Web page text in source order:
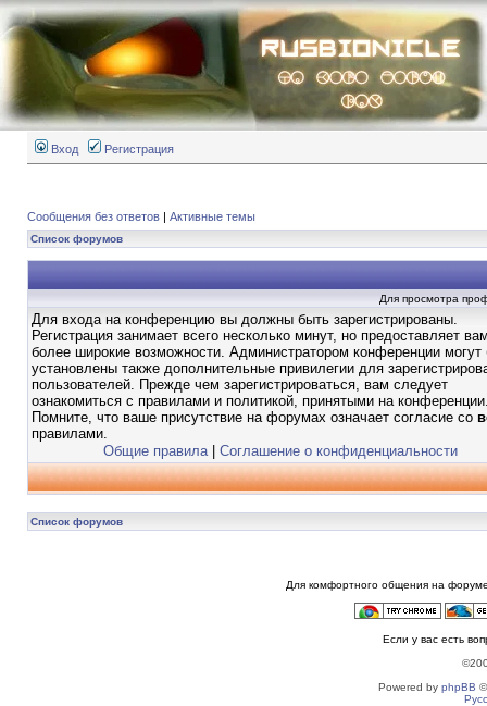
Вход Регистрация
Сообщения без ответов | Активные темы
Список форумов
Для просмотра
Для входа на конференцию вы должны быть зарегистрированы.
Регистрация занимает всего несколько минут, но предоставляет
более широкие возможности. Администратором конференции могут
установлены также дополнительные привилегии для
пользователей. Прежде чем зарегистрироваться, вам следует
ознакомиться с правилами и политикой, принятыми на
Помните, что ваше присутствие на форумах означает согласие со
правилами.
Общие правила| Соглашение о конфиденциальности
Список форумов
Для комфортного общения на
Если у вас есть
Powered by phpBB